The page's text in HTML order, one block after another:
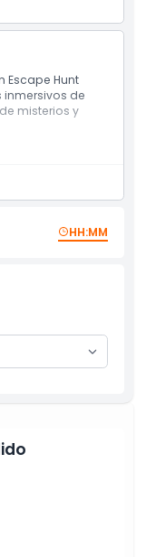
juego
Escape Hunt
de
misterios y
juego
HH:MM